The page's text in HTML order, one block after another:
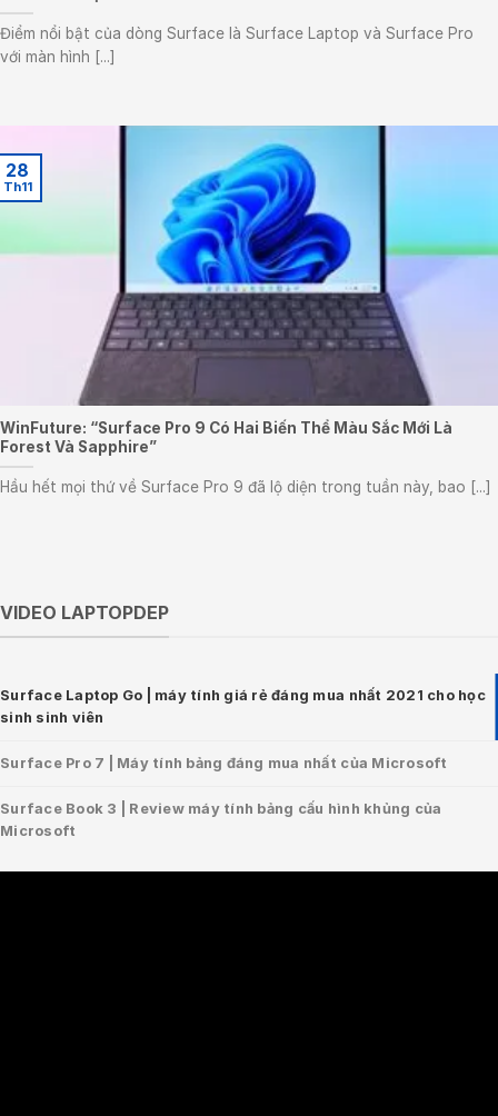
Điểm nổi bật của dòng Surface là Surface Laptop và Surface Pro
với màn hình [...]
WinFuture: “Surface Pro 9 Có Hai Biến Thể Màu Sắc Mới Là
Forest Và Sapphire”
Hầu hết mọi thứ về Surface Pro 9 đã lộ diện trong tuần này, bao [...]
28
Th11
VIDEO LAPTOPDEP
Surface Laptop Go | máy tính giá rẻ đáng mua nhất 2021 cho học
sinh sinh viên
Surface Pro 7 | Máy tính bảng đáng mua nhất của Microsoft
Surface Book 3 | Review máy tính bảng cấu hình khủng của
Microsoft